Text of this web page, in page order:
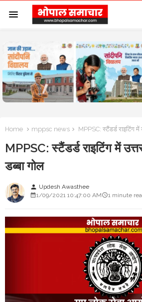
Home mppsc news MPPSC: स्टैंडर्ड राइटिंग में
MPPSC: स्टैंडर्ड राइटिंग में
डब्बा गोल
person Updesh Awasthee
1/09/2021 10:47:00 AM
1 minute